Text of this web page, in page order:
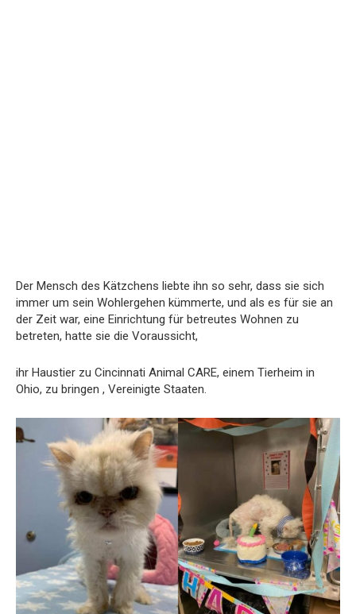
Der Mensch des Kätzchens liebte ihn so sehr, dass sie sich
immer um sein Wohlergehen kümmerte, und als es für sie an
der Zeit war, eine Einrichtung für betreutes Wohnen zu
betreten, hatte sie die Voraussicht,
ihr Haustier zu Cincinnati Animal CARE, einem Tierheim in
Ohio, zu bringen , Vereinigte Staaten.